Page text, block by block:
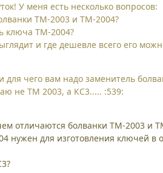
У меня есть несколько вопросов:
ТМ-2003 и ТМ-2004?
ключа ТМ-2004?
и где дешевле всего его
для чего вам надо заменитель
не ТМ 2003, а КС3..... :539:
отличаются болванки ТМ-2003 и
нужен для изготовления ключей